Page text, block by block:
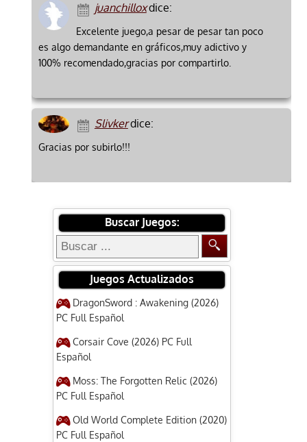
juanchilloxdice:
Excelente juego,a pesar de pesar tan poco
es algo demandante en gráficos,muy adictivo y
100% recomendado,gracias por compartirlo.
Slivkerdice:
Gracias por subirlo!!!
Buscar Juegos:
Juegos Actualizados
DragonSword : Awakening (2026)
PC Full Español
Corsair Cove (2026) PC Full
Español
Moss: The Forgotten Relic (2026)
PC Full Español
Old World Complete Edition (2020)
PC Full Español